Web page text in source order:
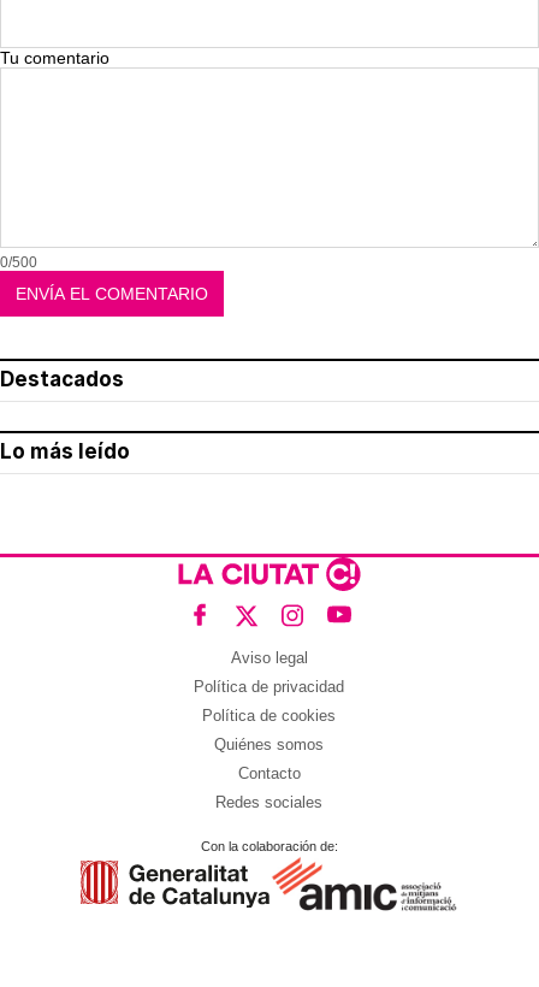
Tu comentario
0/500
Destacados
Lo más leído
Aviso legal
Política de privacidad
Política de cookies
Quiénes somos
Contacto
Redes sociales
Con la colaboración de: